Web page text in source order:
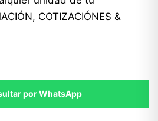
COTIZACIÓNES &
por WhatsApp